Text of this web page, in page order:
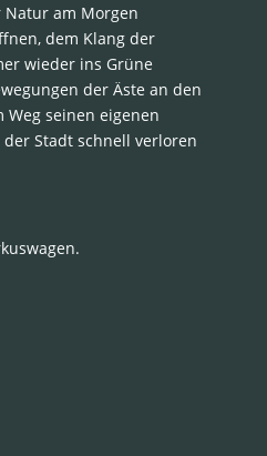
am Morgen
dem Klang der
wieder ins Grüne
der Äste an den
seinen eigenen
Stadt schnell verloren